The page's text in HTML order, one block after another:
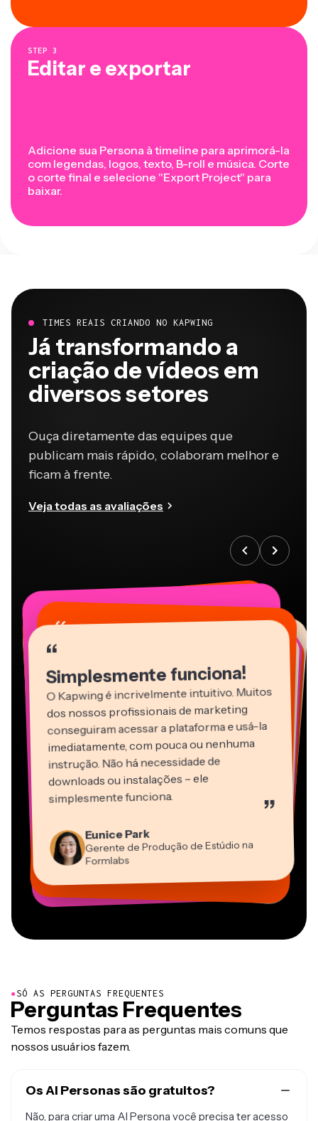
STEP 3
Editar e exportar
Adicione sua Persona à timeline para aprimorá-la
com legendas, logos, texto, B-roll e música. Corte
o corte final e selecione "Export Project" para
baixar.
TIMES REAIS CRIANDO NO KAPWING
Já transformando a
criação de vídeos em
diversos setores
Ouça diretamente das equipes que
publicam mais rápido, colaboram melhor e
ficam à frente.
Veja todas as avaliações
“
Simplesmente funciona!
O Kapwing é incrivelmente intuitivo. Muitos
dos nossos profissionais de marketing
conseguiram acessar a plataforma e usá-la
imediatamente, com pouca ou nenhuma
instrução. Não há necessidade de
downloads ou instalações – ele
simplesmente funciona. ”
Eunice Park
Gerente de Produção de Estúdio na
Formlabs
“
Vannesia Darby
CEO da MOXIE Nashville
“
Grant Taleck
Cofundador da
AuthentIQMarketing.com
Sócio Diretor da EPATHLON
“
Kerry-lee Farla
Youtuber
Gracie Peng
Diretor de Conteúdo
“
Martin James
Editor de Vídeo
Heidi Rae
Educação
“
Consultor
“
Mitch Rawlings
Freelancer de Serviços de Informação
“
Dina Segovia
Trabalhador Autônomo Virtual
●SÓ AS PERGUNTAS FREQUENTES
Perguntas Frequentes
Temos respostas para as perguntas mais comuns que
nossos usuários fazem.
Os AI Personas são gratuitos?
Não, para criar uma AI Persona você precisa ter acesso